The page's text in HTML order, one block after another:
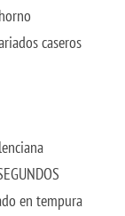
caseros
en tempura